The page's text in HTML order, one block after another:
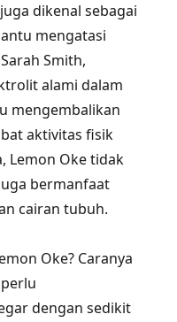
dikenal sebagai
mengatasi
Smith,
alami dalam
mengembalikan
aktivitas fisik
Lemon Oke tidak
bermanfaat
cairan tubuh.
Oke? Caranya
dengan sedikit